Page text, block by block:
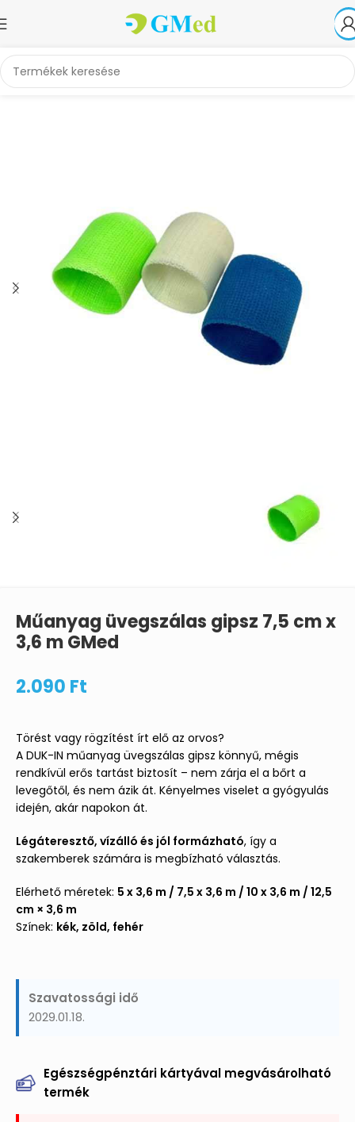
Kezdőlap Ortézisek, sínek, gipszek Gipszek
Műanyag üvegszálas gipsz 7,5 cm x
3,6 m GMed
2.090 Ft
Törést vagy rögzítést írt elő az orvos?
A DUK-IN műanyag üvegszálas gipsz könnyű, mégis
rendkívül erős tartást biztosít – nem zárja el a bőrt a
levegőtől, és nem ázik át. Kényelmes viselet a gyógyulás
idején, akár napokon át.
Légáteresztő, vízálló és jól formázható, így a
szakemberek számára is megbízható választás.
Elérhető méretek: 5 x 3,6 m / 7,5 x 3,6 m / 10 x 3,6 m / 12,5
cm × 3,6 m
Színek: kék, zöld, fehér
Szavatossági idő
2029.01.18.
Egészségpénztári kártyával megvásárolható
termék